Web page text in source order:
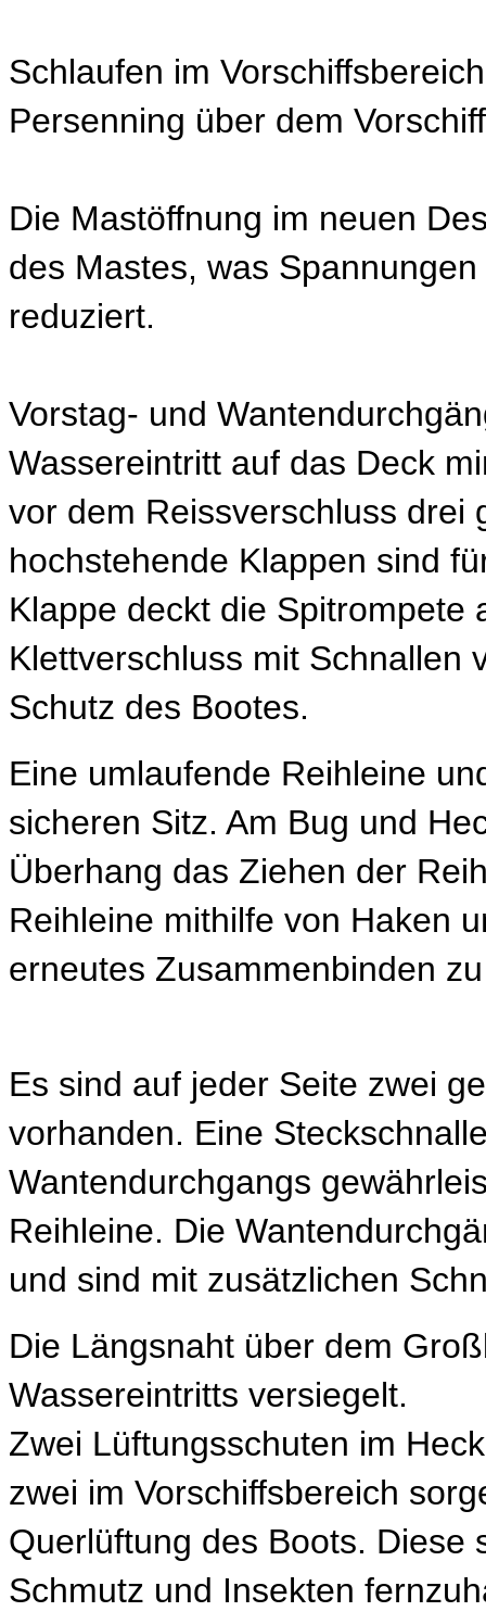
Schlaufen im
Persenning über dem
Die Mastöffnung im neuen
des Mastes, was
reduziert.
Vorstag- und
Wassereintritt auf das Deck
vor dem Reissverschluss drei
hochstehende Klappen sind
Klappe deckt die
Klettverschluss mit Schnallen
Schutz des Bootes.
Eine umlaufende Reihleine
sicheren Sitz. Am Bug und
Überhang das Ziehen der
Reihleine mithilfe von Haken
erneutes Zusammenbinden
Es sind auf jeder Seite zwei
vorhanden. Eine
Wantendurchgangs
Reihleine. Die
und sind mit zusätzlichen
Die Längsnaht über dem
Wassereintritts versiegelt.
Zwei Lüftungsschuten im
zwei im Vorschiffsbereich
Querlüftung des Boots. Diese
Schmutz und Insekten